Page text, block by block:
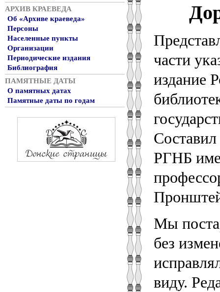
АРХИВ КРАЕВЕДА
Об «Архиве краеведа»
Персоны
Населенные пункты
Организации
Периодические издания
Библиография
ПАМЯТНЫЕ ДАТЫ
О памятных датах
Памятные даты по годам
части
издание
РГНБ
Мы
без
виду.